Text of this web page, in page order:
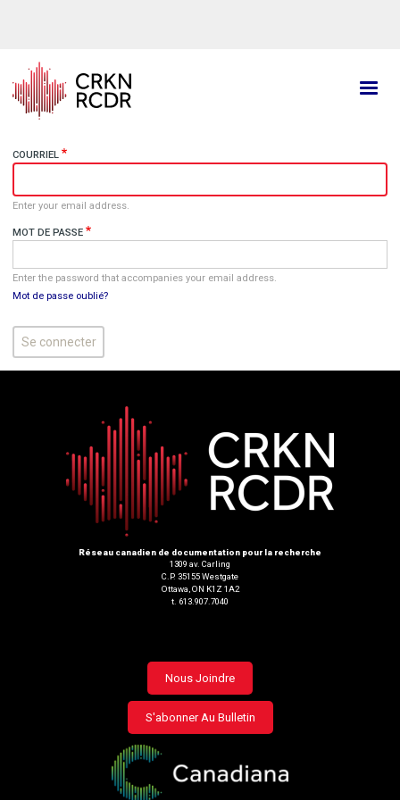
principal
COURRIEL
Enter your email address.
MOT DE PASSE
Enter the password that accompanies your email address.
Mot de passe oublié?
Réseau canadien de documentation pour la recherche
1309 av. Carling
C.P. 35155 Westgate
Ottawa, ON K1Z 1A2
t. 613.907.7040
Footer
menu
Nous Joindre
S'abonner Au Bulletin